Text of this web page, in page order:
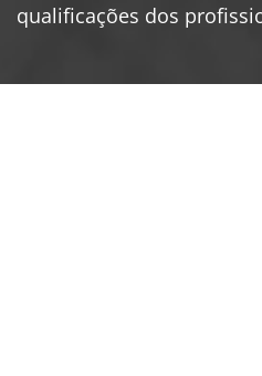
qualificações dos